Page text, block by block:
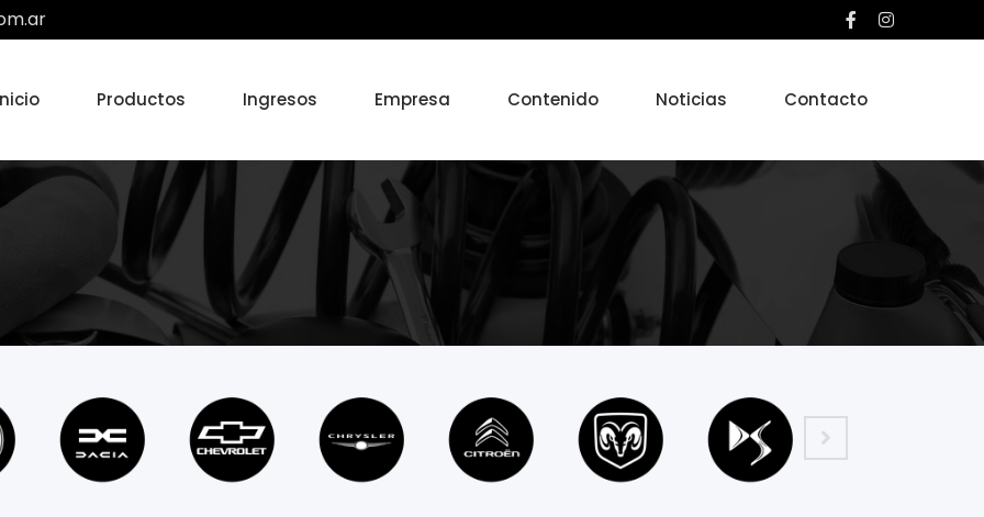
Productos Ingresos Empresa Contenido Noticias Contacto